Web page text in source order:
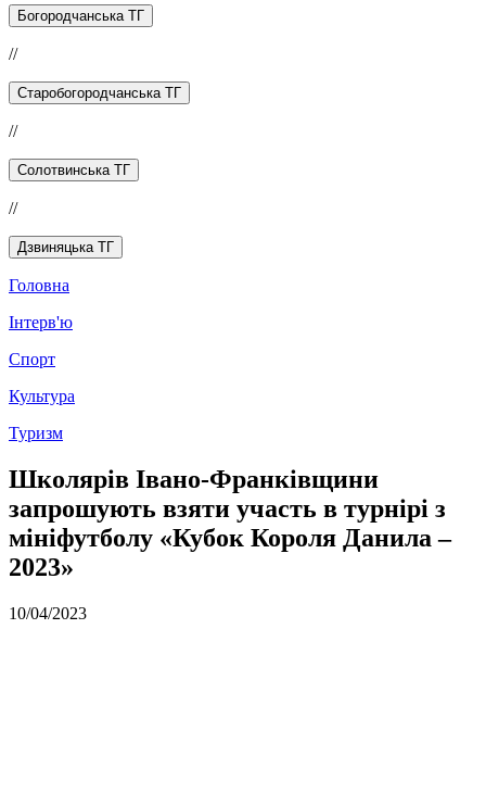
Богородчанська ТГ
//
Старобогородчанська ТГ
//
Солотвинська ТГ
//
Дзвиняцька ТГ
Головна
Інтерв'ю
Спорт
Культура
Туризм
Школярів Івано-Франківщини
запрошують взяти участь в турнірі з
мініфутболу «Кубок Короля Данила –
2023»
10/04/2023